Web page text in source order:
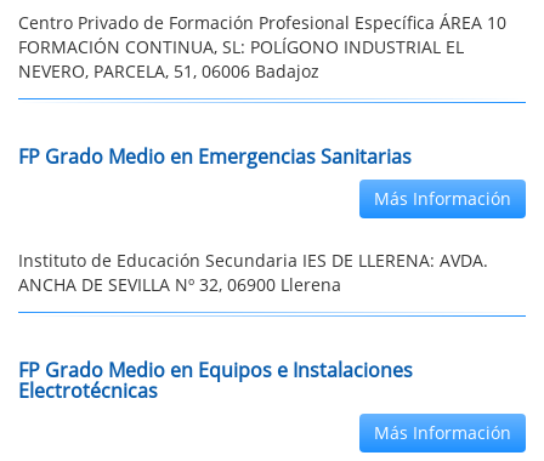
Centro Privado de Formación Profesional Específica ÁREA 10
FORMACIÓN CONTINUA, SL: POLÍGONO INDUSTRIAL EL
NEVERO, PARCELA, 51, 06006 Badajoz
FP Grado Medio en Emergencias Sanitarias
Más Información
Instituto de Educación Secundaria IES DE LLERENA: AVDA.
ANCHA DE SEVILLA Nº 32, 06900 Llerena
FP Grado Medio en Equipos e Instalaciones
Electrotécnicas
Más Información